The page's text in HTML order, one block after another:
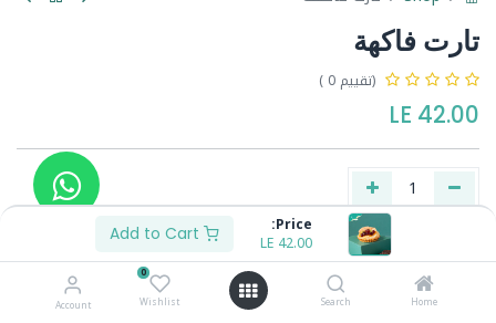
Price:
42.00
Home
Search
0
Wishlist
Account
تارت فاكهة
(تقييم 0 )
42.00